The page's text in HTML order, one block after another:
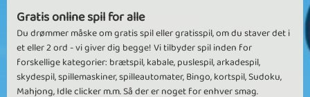
Gratis online spil for alle
Du drømmer måske om gratis spil eller gratisspil, om du staver det i
et eller 2 ord - vi giver dig begge! Vi tilbyder spil inden for
forskellige kategorier: brætspil, kabale, puslespil, arkadespil,
skydespil, spillemaskiner, spilleautomater, Bingo, kortspil, Sudoku,
Mahjong, Idle clicker m.m. Så der er noget for enhver smag.